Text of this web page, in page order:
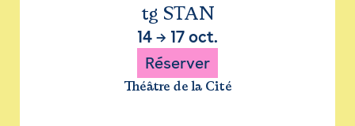
tg STAN
14 → 17 oct.
Réserver
Théâtre de la Cité